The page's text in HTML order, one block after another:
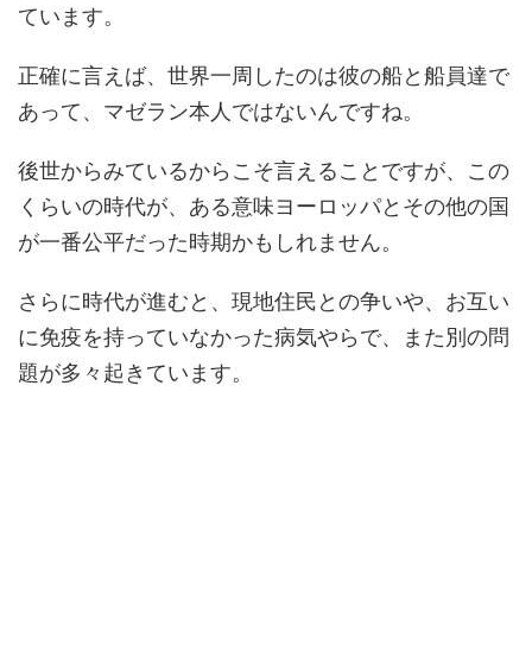
ています。
正確に言えば、世界一周したのは彼の船と船員達で
あって、マゼラン本人ではないんですね。
後世からみているからこそ言えることですが、この
くらいの時代が、ある意味ヨーロッパとその他の国
が一番公平だった時期かもしれません。
さらに時代が進むと、現地住民との争いや、お互い
に免疫を持っていなかった病気やらで、また別の問
題が多々起きています。